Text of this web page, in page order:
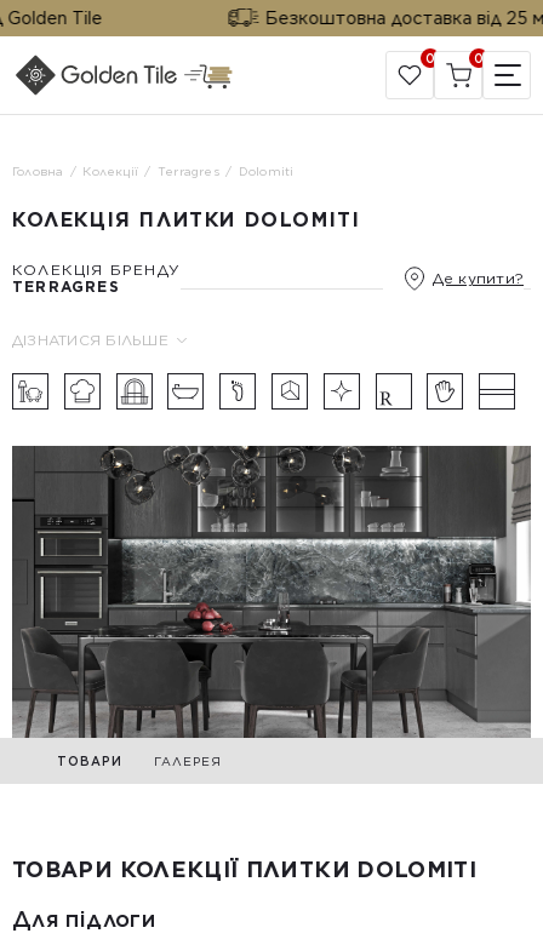
Tile Безкоштовна доставка від 25 м²
САЙТ КОМПАНІЇ
0 0
Головна Колекції Terragres Dolomiti
КОЛЕКЦІЯ ПЛИТКИ DOLOMITI
КОЛЕКЦІЯ БРЕНДУ
TERRAGRES
Де купити?
ДІЗНАТИСЯ БІЛЬШЕ
ТОВАРИ ГАЛЕРЕЯ
ТОВАРИ КОЛЕКЦІЇ ПЛИТКИ DOLOMITI
Для підлоги